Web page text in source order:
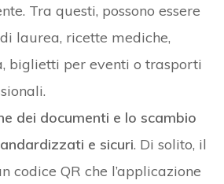
Tra questi, possono essere
laurea, ricette mediche,
biglietti per eventi o trasporti
dei documenti e lo scambio
e sicuri. Di solito, il
codice QR che l’applicazione